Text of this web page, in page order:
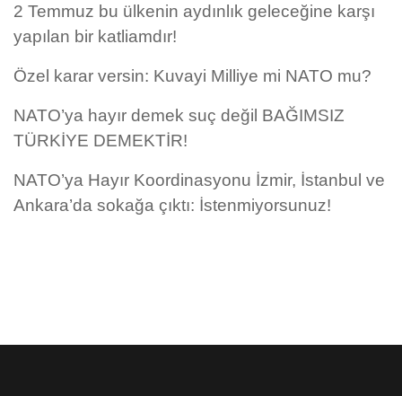
2 Temmuz bu ülkenin aydınlık geleceğine karşı
yapılan bir katliamdır!
Özel karar versin: Kuvayi Milliye mi NATO mu?
NATO’ya hayır demek suç değil BAĞIMSIZ
TÜRKİYE DEMEKTİR!
NATO’ya Hayır Koordinasyonu İzmir, İstanbul ve
Ankara’da sokağa çıktı: İstenmiyorsunuz!